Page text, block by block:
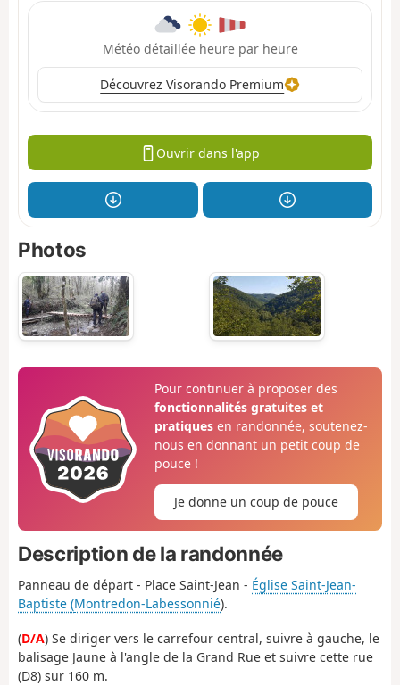
Météo détaillée heure par heure
Découvrez Visorando Premium
Ouvrir dans l'app
Photos
Pour continuer à proposer des
fonctionnalités gratuites et
pratiquesen randonnée, soutenez-
nous en donnant un petit coup de
pouce !
Je donne un coup de pouce
Description de la randonnée
Panneau de départ - Place Saint-Jean - Église Saint-Jean-
Baptiste (Montredon-Labessonnié).
(D/A) Se diriger vers le carrefour central, suivre à gauche, le
balisage Jaune à l'angle de la Grand Rue et suivre cette rue
(D8) sur 160 m.